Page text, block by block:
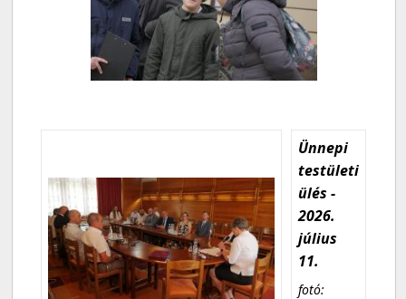
Ünnepi
testületi
ülés -
2026.
július
11.
fotó: